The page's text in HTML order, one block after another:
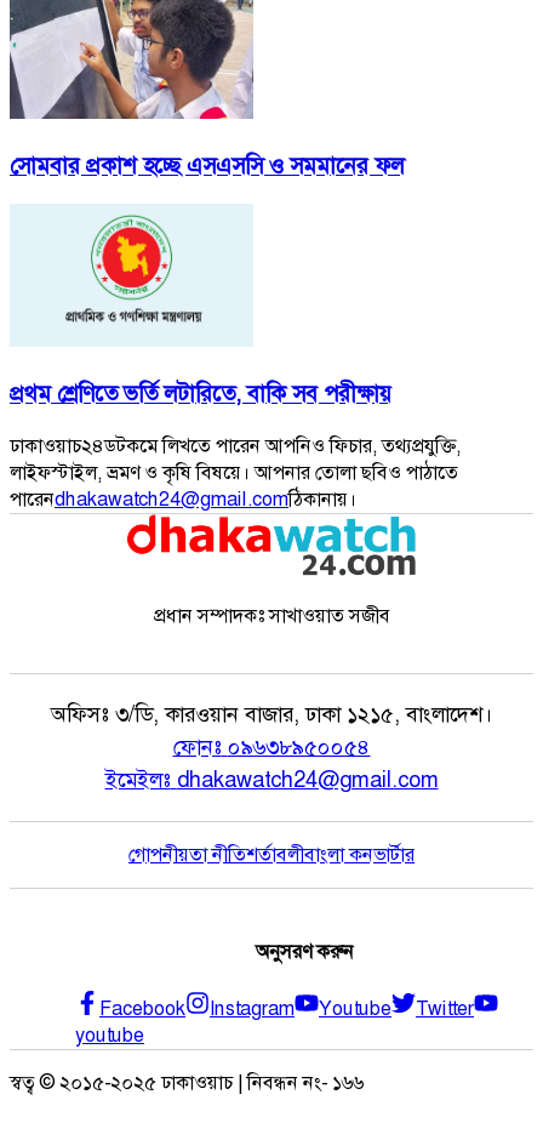
সোমবার প্রকাশ হচ্ছে এসএসসি ও সমমানের ফল
প্রথম শ্রেণিতে ভর্তি লটারিতে, বাকি সব পরীক্ষায়
ঢাকাওয়াচ২৪ডটকমে লিখতে পারেন আপনিও ফিচার, তথ্যপ্রযুক্তি,
লাইফস্টাইল, ভ্রমণ ও কৃষি বিষয়ে। আপনার তোলা ছবিও পাঠাতে
পারেনdhakawatch24@gmail.comঠিকানায়।
প্রধান সম্পাদকঃ সাখাওয়াত সজীব
অফিসঃ ৩/ডি, কারওয়ান বাজার, ঢাকা ১২১৫, বাংলাদেশ।
ফোনঃ ০৯৬৩৮৯৫০০৫৪
ইমেইলঃ dhakawatch24@gmail.com
গোপনীয়তা নীতিশর্তাবলীবাংলা কনভার্টার
অনুসরণ করুন
Facebook Instagram Youtube
Twitter
youtube
স্বত্ব © ২০১৫-২০২৫ ঢাকাওয়াচ | নিবন্ধন নং- ১৬৬